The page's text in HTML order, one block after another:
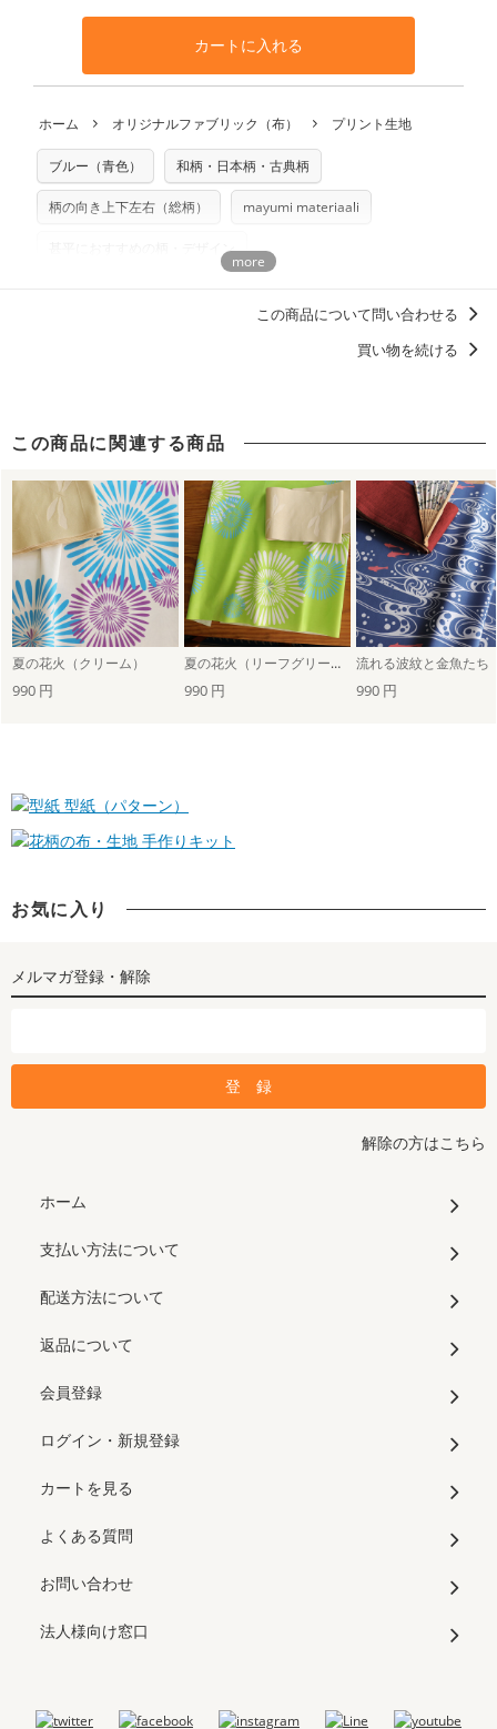
※カットを希望の方は備考欄に「50cmずつカット希望」など
ご記載ください（50cm単位でのカットのみ）
プリント布の仕様についてもっと詳しく見る
生地見本サンプル（無料）を購入する
となります。
※万が一、検品時に不備が見つかった場合は、4～5営業日後
※土日祝は営業日に含まれません。
※配送日のご指定は承れません。出来上がり次第、順次発送
や用尺をお間違えのないようお願いします。思っていた色味
と違う、などの理由での返品は承れません。予めご了承くだ
利用いただけます。「nunocoto fabric使用」といった記載
も不要です。（製品化した際に起こる全ての問題、クレーム
いませんのでご了承ください）
※有料型紙（ホームソーイング型紙シリーズ）および柄がえ
らべるキットに付属された型紙は商用利用できませんのでご
注意ください。型紙自体の転用・販売および型紙を使用して
商用利用についての詳細はこちら
カートに入れる
ホーム オリジナルファブリック（布） プリント生地
ブルー（青色） 和柄・日本柄・古典柄
柄の向き上下左右（総柄） mayumi materiaali
甚平におすすめの柄・デザイン
この商品について問い合わせる
買い物を続ける
この商品に関連する商品
夏の花火（クリーム） 夏の花火（リーフグリーン）
990 円 990 円 990 円
型紙（パターン）
手作りキット
お気に入り
メルマガ登録・解除
解除の方はこちら
ホーム
支払い方法について
配送方法について
返品について
会員登録
ログイン・新規登録
カートを見る
よくある質問
お問い合わせ
法人様向け窓口